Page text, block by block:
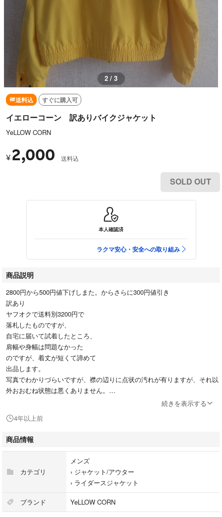
2 / 3
送料込 すぐに購入可
イエローコーン 訳ありバイクジャケット
YeLLOW CORN
¥ 2,000 送料込
SOLD OUT
本人確認済
ラクマ安心・安全への取り組み
商品説明
2800円から500円値下げしまた。からさらに300円値引き
訳あり
ヤフオクで送料別3200円で
落札したものですが、
自宅に届いて試着したところ、
肩幅や身幅は問題なかった
のですが、着丈が短くて諦めて
出品します。
写真でわかりづらいですが、襟の辺りに点状の汚れが有りますが、それ以
外おおむね状態は悪くありません。
バイクやタウンユースとして
着ては如何でしょうか。
元々が新品ではありませんので、
ノークレームノーリターンで、
気になる方はご遠慮ください。
商品名：イエローコーン
ライディングジャケットスイングトップ
サイズ：Lサイズ
続きを表示する
4年以上前
商品情報
カテゴリ
メンズ
› ジャケット/アウター
› ライダースジャケット
ブランド YeLLOW CORN